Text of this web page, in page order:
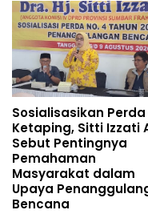
Sosialisasikan
Ketaping, Sitti Izzati
Sebut Pentingnya
Pemahaman
Masyarakat dalam
Upaya
Bencana